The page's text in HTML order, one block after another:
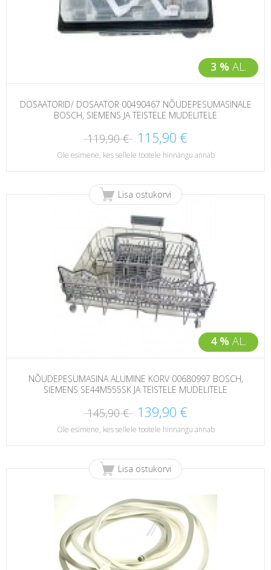
3 % AL.
DOSAATORID/ DOSAATOR 00490467 NÕUDEPESUMASINALE
BOSCH, SIEMENS JA TEISTELE MUDELITELE
119,90 € 115,90 €
Ole esimene, kes sellele tootele hinnangu annab
4 % AL.
Lisa ostukorvi
NÕUDEPESUMASINA ALUMINE KORV 00680997 BOSCH,
SIEMENS SE44M555SK JA TEISTELE MUDELITELE
145,90 € 139,90 €
Ole esimene, kes sellele tootele hinnangu annab
Lisa ostukorvi